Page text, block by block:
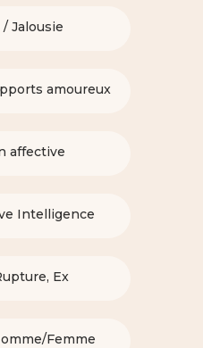
Jalousie
amoureux
affective
Intelligence
Ex
Femme